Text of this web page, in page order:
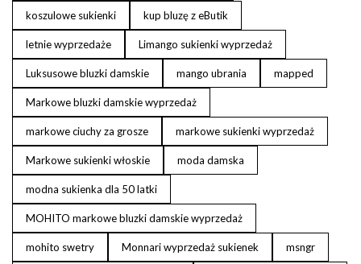
koszulowe sukienki kup bluzę z eButik
letnie wyprzedaże Limango sukienki wyprzedaż
Luksusowe bluzki damskie mango ubrania mapped
Markowe bluzki damskie wyprzedaż
markowe ciuchy za grosze markowe sukienki wyprzedaż
Markowe sukienki włoskie moda damska
modna sukienka dla 50 latki
MOHITO markowe bluzki damskie wyprzedaż
mohito swetry Monnari wyprzedaż sukienek msngr